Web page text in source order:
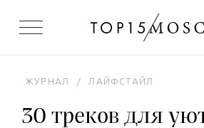
ЖУРНАЛ / ЛАЙФСТАЙЛ
30 треков для